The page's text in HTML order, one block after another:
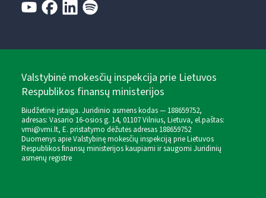
Valstybinė mokesčių inspekcija prie Lietuvos
Respublikos finansų ministerijos
Biudžetinė įstaiga. Juridinio asmens kodas — 188659752,
adresas: Vasario 16-osios g. 14, 01107 Vilnius, Lietuva, el.paštas:
vmi@vmi.lt, E. pristatymo dėžutės adresas 188659752
Duomenys apie Valstybinę mokesčių inspekciją prie Lietuvos
Respublikos finansų ministerijos kaupiami ir saugomi Juridinių
asmenų registre